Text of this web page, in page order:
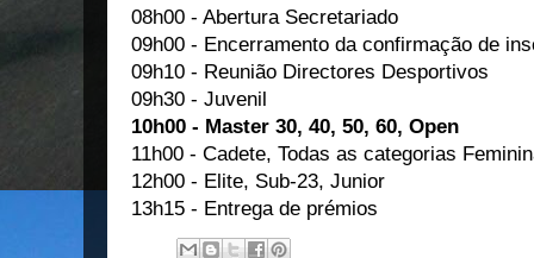
08h00 - Abertura Secretariado
09h00 - Encerramento da confirmação de
09h10 - Reunião Directores Desportivos
09h30 - Juvenil
10h00 - Master 30, 40, 50, 60, Open
11h00 - Cadete, Todas as categorias
12h00 - Elite, Sub-23, Junior
13h15 - Entrega de prémios